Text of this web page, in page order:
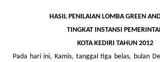
HASIL PENILAIAN LOMBA GREEN
TINGKAT INSTANSI
KOTA KEDIRI TAHUN 2012
Pada hari ini, Kamis, tanggal tiga belas, bulan